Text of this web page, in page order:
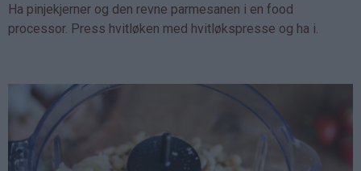
Ha pinjekjerner og den revne parmesanen i en food
processor. Press hvitløken med hvitløkspresse og ha i.